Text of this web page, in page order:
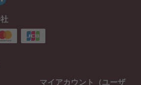
マイアカウント（ユーザ